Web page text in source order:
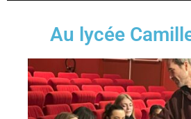
Au lycée